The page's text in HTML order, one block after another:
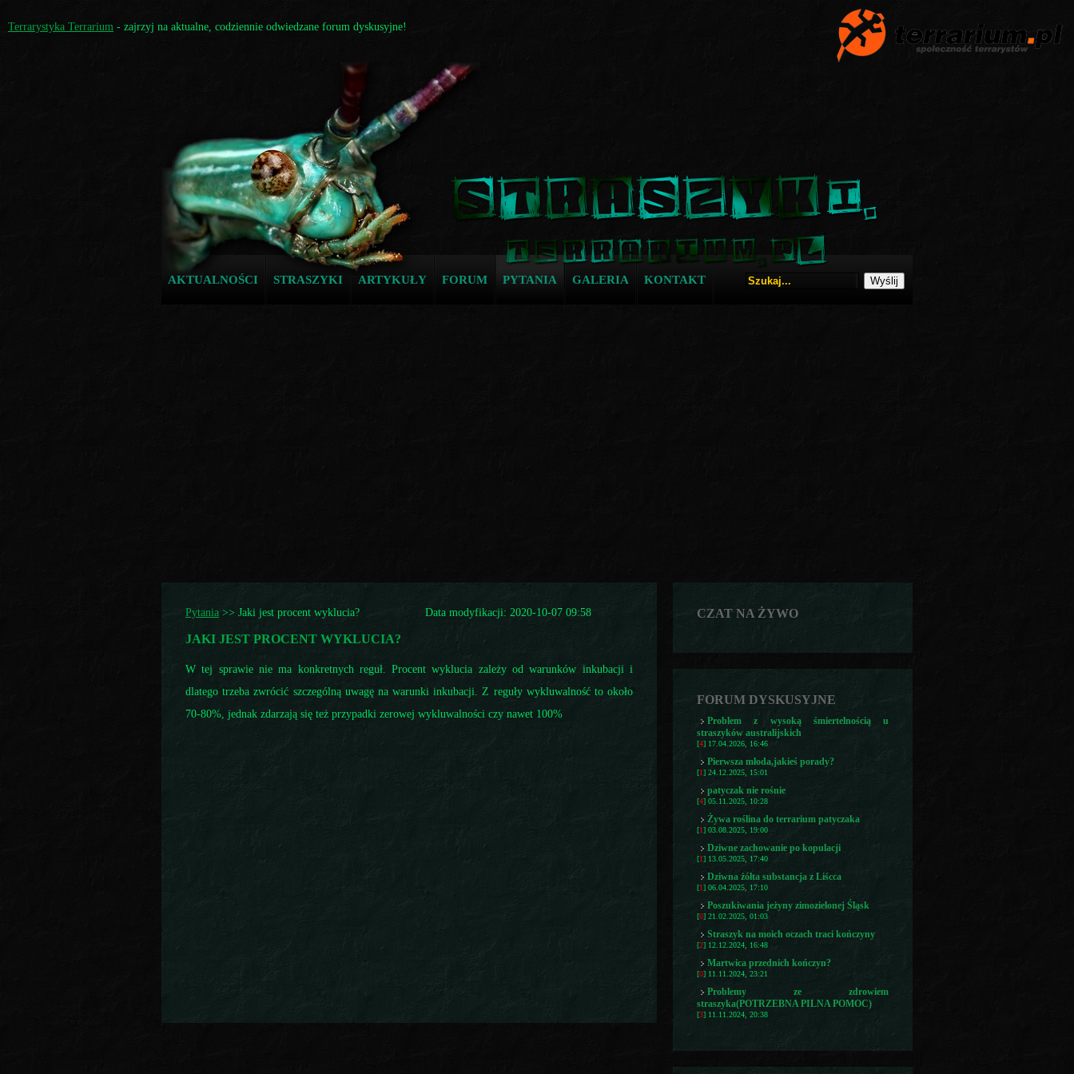
Terrarystyka Terrarium - zajrzyj na aktualne, codziennie odwiedzane forum dyskusyjne!
AKTUALNOŚCI STRASZYKI ARTYKUŁY FORUM PYTANIA GALERIA KONTAKT
Data modyfikacji: 2020-10-07 09:58
Pytania >> Jaki jest procent wyklucia?
JAKI JEST PROCENT WYKLUCIA?
W tej sprawie nie ma konkretnych reguł. Procent wyklucia zależy od warunków inkubacji i
dlatego trzeba zwrócić szczególną uwagę na warunki inkubacji. Z reguły wykluwalność to około
70-80%, jednak zdarzają się też przypadki zerowej wykluwalności czy nawet 100%
CZAT NA ŻYWO
FORUM DYSKUSYJNE
Problem z wysoką śmiertelnością u
straszyków australijskich
[4] 17.04.2026, 16:46
Pierwsza młoda,jakieś porady?
[1] 24.12.2025, 15:01
patyczak nie rośnie
[4] 05.11.2025, 10:28
Żywa roślina do terrarium patyczaka
[1] 03.08.2025, 19:00
Dziwne zachowanie po kopulacji
[1] 13.05.2025, 17:40
Dziwna żółta substancja z Liścca
[1] 06.04.2025, 17:10
Poszukiwania jeżyny zimozielonej Śląsk
[0] 21.02.2025, 01:03
Straszyk na moich oczach traci kończyny
[2] 12.12.2024, 16:48
Martwica przednich kończyn?
[0] 11.11.2024, 23:21
Problemy ze zdrowiem
straszyka(POTRZEBNA PILNA POMOC)
[3] 11.11.2024, 20:38